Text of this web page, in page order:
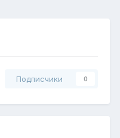
Подписчики 0